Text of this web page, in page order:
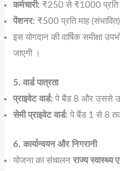
कर्मचारी: ₹250 से ₹1000 प्रति
पेंशनर: ₹500 प्रति माह
इस योगदान की वार्षिक समीक्षा
जाएगी ।
5. वार्ड पात्रता
प्राइवेट वार्ड: पे बैंड 8 और उससे
सेमी प्राइवेट वार्ड: पे बैंड 1 से 8 तक
6. कार्यान्वयन और निगरानी
योजना का संचालनराज्य स्वास्थ्य